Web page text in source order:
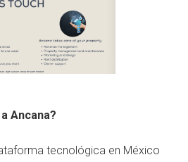
Ancana?
tecnológica en México